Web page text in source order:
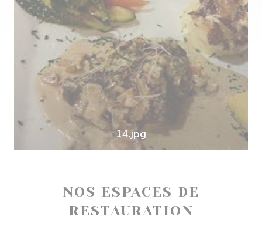
14.jpg
NOS ESPACES DE
RESTAURATION